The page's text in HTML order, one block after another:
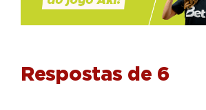
Respostas de 6